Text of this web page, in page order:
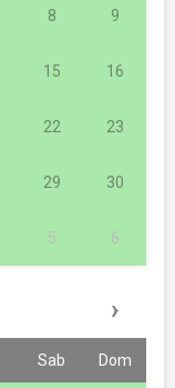
8 9
15 16
22 23
29 30
5 6
›
Sab Dom